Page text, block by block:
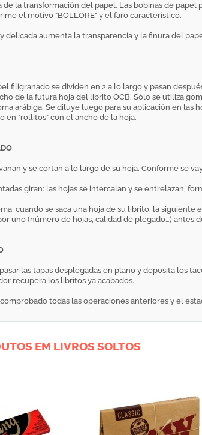
de la transformación del papel. Las bobinas de
el motivo "BOLLORE" y el faro característico.
delicada aumenta la transparencia y la finura del
filigranado se dividen en 2 a lo largo y pasan
de la futura hoja del librito OCB. Sólo se utiliza
arábiga. Se diluye luego para su aplicación en
en "rollitos" con el ancho de la hoja.
y se cortan a lo largo de su hoja. Conforme se
giran: las hojas se intercalan y se entrelazan,
cuando se saca una hoja de su librito, la
uno (número de hojas, calidad de plegado…) antes
las tapas desplegadas en plano y deposita los
recupera los libritos ya acabados.
todas las operaciones anteriores y el
EM LIVROS SOLTOS